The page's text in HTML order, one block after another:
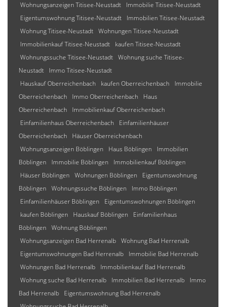
Wohnungsanzeigen Titisee-Neustadt
Immobilie Titisee-Neustadt
Eigentumswohnung Titisee-Neustadt
Immobilien Titisee-Neustadt
Wohnung Titisee-Neustadt Wohnungen Titisee-Neustadt
Immobilienkauf Titisee-Neustadt
kaufen Titisee-Neustadt
Wohnungssuche Titisee-Neustadt Wohnung suche Titisee-
Neustadt
Immo Titisee-Neustadt
Hauskauf Oberreichenbach
kaufen Oberreichenbach
Immobilie
Oberreichenbach
Immo Oberreichenbach
Haus
Oberreichenbach
Immobilienkauf Oberreichenbach
Einfamilienhaus Oberreichenbach
Einfamilienhäuser
Oberreichenbach
Häuser Oberreichenbach
Wohnungsanzeigen Böblingen
Haus Böblingen
Immobilien
Böblingen
Immobilie Böblingen
Immobilienkauf Böblingen
Häuser Böblingen
Wohnungen Böblingen
Eigentumswohnung
Böblingen
Wohnungssuche Böblingen
Immo Böblingen
Einfamilienhäuser Böblingen
Eigentumswohnungen Böblingen
kaufen Böblingen
Hauskauf Böblingen
Einfamilienhaus
Böblingen
Wohnung Böblingen
Wohnungsanzeigen Bad Herrenalb Wohnung Bad Herrenalb
Eigentumswohnungen Bad Herrenalb
Immobilie Bad Herrenalb
Wohnungen Bad Herrenalb
Immobilienkauf Bad Herrenalb
Wohnung suche Bad Herrenalb
Immobilien Bad Herrenalb
Immo
Bad Herrenalb
Eigentumswohnung Bad Herrenalb